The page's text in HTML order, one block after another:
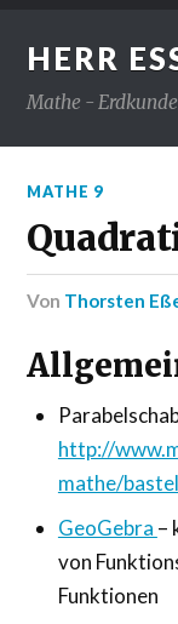
HERR
Mathe -
MATHE 9
von Thorsten
http://
mathe/
GeoGebra –
von
Funktionen